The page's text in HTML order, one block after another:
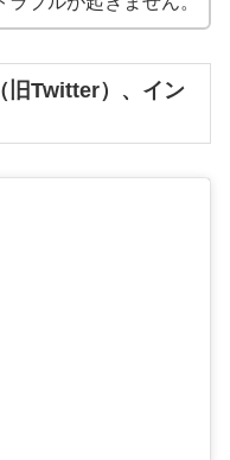
旧Twitter）、イン